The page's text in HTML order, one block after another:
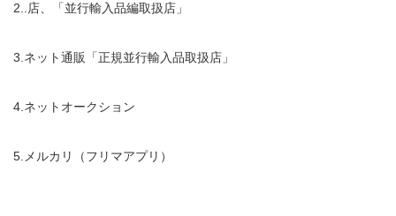
2..店、「並行輸入品編取扱店」
3.ネット通販「正規並行輸入品取扱店」
4.ネットオークション
5.メルカリ（フリマアプリ）